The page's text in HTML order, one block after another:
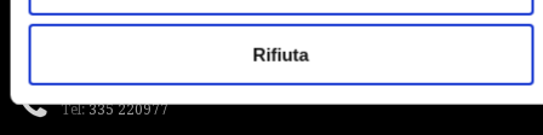
Rifiuta
Licenza n. 2 - MIRANO
Tel:335 220977